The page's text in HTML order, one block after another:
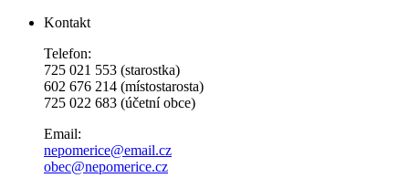
Kontakt
Telefon:
725 021 553 (starostka)
602 676 214 (místostarosta)
725 022 683 (účetní obce)
Email:
nepomerice@email.cz
obec@nepomerice.cz